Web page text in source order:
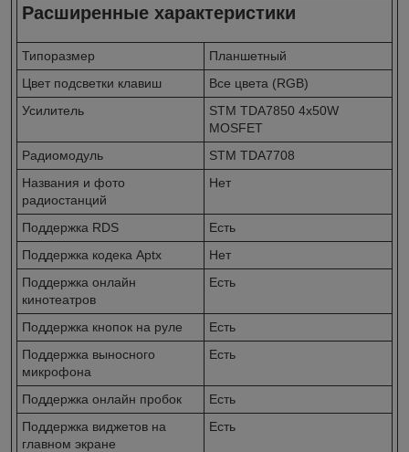
Расширенные характеристики
Типоразмер
Планшетный
Цвет подсветки клавиш
Все цвета (RGB)
Усилитель
STM TDA7850 4x50W
MOSFET
Радиомодуль
STM TDA7708
Названия и фото
радиостанций
Нет
Поддержка RDS
Есть
Поддержка кодека Aptx
Нет
Поддержка онлайн
кинотеатров
Есть
Поддержка кнопок на руле
Есть
Поддержка выносного
микрофона
Есть
Поддержка онлайн пробок
Есть
Поддержка виджетов на
главном экране
Есть